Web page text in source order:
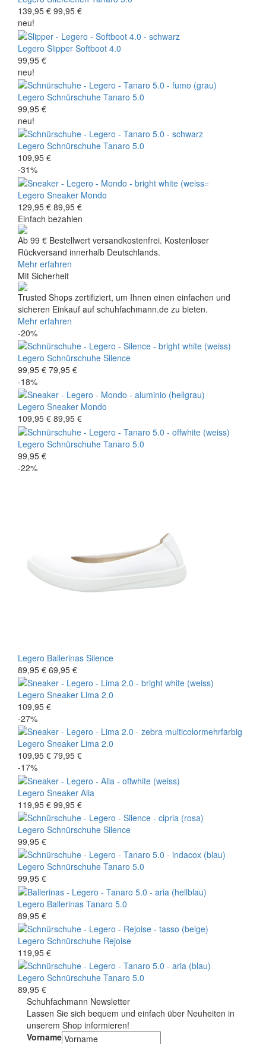
139,95 € 99,95 €
neu!
Legero Slipper Softboot 4.0
99,95 €
neu!
Legero Schnürschuhe Tanaro 5.0
99,95 €
neu!
Legero Schnürschuhe Tanaro 5.0
109,95 €
-31%
Legero Sneaker Mondo
129,95 € 89,95 €
Einfach bezahlen
Ab 99 € Bestellwert versandkostenfrei. Kostenloser
Rückversand innerhalb Deutschlands.
Mehr erfahren
Mit Sicherheit
Trusted Shops zertifiziert, um Ihnen einen einfachen und
sicheren Einkauf auf schuhfachmann.de zu bieten.
Mehr erfahren
-20%
Legero Schnürschuhe Silence
99,95 € 79,95 €
-18%
Legero Sneaker Mondo
109,95 € 89,95 €
Legero Schnürschuhe Tanaro 5.0
99,95 €
-22%
Legero Ballerinas Silence
89,95 € 69,95 €
Legero Sneaker Lima 2.0
109,95 €
-27%
Legero Sneaker Lima 2.0
109,95 € 79,95 €
-17%
Legero Sneaker Alia
119,95 € 99,95 €
Legero Schnürschuhe Silence
99,95 €
Legero Schnürschuhe Tanaro 5.0
99,95 €
Legero Ballerinas Tanaro 5.0
89,95 €
Legero Schnürschuhe Rejoise
119,95 €
Legero Schnürschuhe Tanaro 5.0
89,95 €
Schuhfachmann Newsletter
Lassen Sie sich bequem und einfach über Neuheiten in
unserem Shop informieren!
Vorname